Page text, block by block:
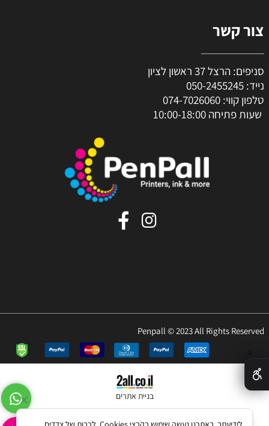
צור קשר
סניפים: הרצל 37 ראשון לציון
נייד: 050-2455245
טלפון קווי: 074-7026060
שעות פתיחה 10:00-18:00
Penpall © 2023 All Rights Reserved
בניית אתרים